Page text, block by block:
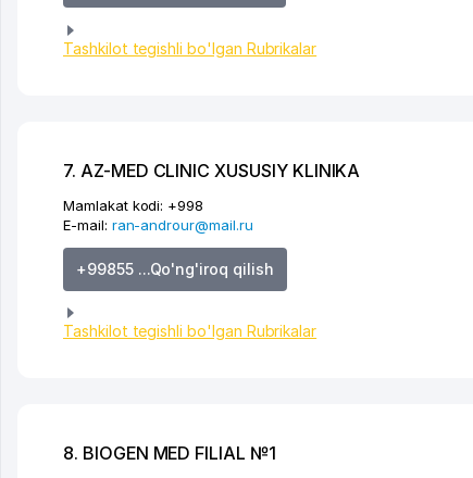
Tashkilot tegishli bo'lgan Rubrikalar
7. AZ-MED CLINIC XUSUSIY KLINIKA
Mamlakat kodi: +998
E-mail: ran-androur@mail.ru
+99855 ...Qo'ng'iroq qilish
Tashkilot tegishli bo'lgan Rubrikalar
8. BIOGEN MED FILIAL №1